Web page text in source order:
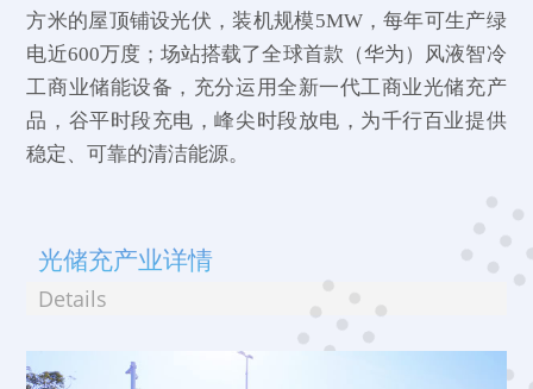
方米的屋顶铺设光伏，装机规模5MW，每年可生产绿
电近600万度；场站搭载了全球首款（华为）风液智冷
工商业储能设备，充分运用全新一代工商业光储充产
品，谷平时段充电，峰尖时段放电，为千行百业提供
稳定、可靠的清洁能源。
光储充产业详情
Details